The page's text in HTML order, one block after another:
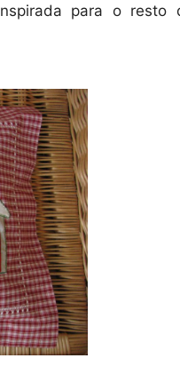
para o resto